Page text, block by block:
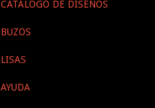
CATÁLOGO DE DISEÑOS
BUZOS
LISAS
AYUDA